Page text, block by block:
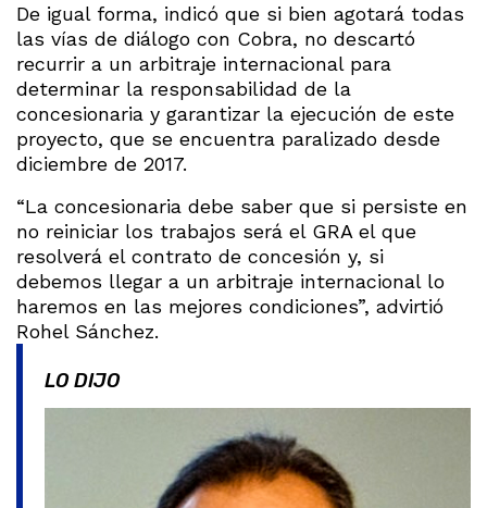
De igual forma, indicó que si bien agotará todas
las vías de diálogo con Cobra, no descartó
recurrir a un arbitraje internacional para
determinar la responsabilidad de la
concesionaria y garantizar la ejecución de este
proyecto, que se encuentra paralizado desde
diciembre de 2017.
“La concesionaria debe saber que si persiste en
no reiniciar los trabajos será el GRA el que
resolverá el contrato de concesión y, si
debemos llegar a un arbitraje internacional lo
haremos en las mejores condiciones”, advirtió
Rohel Sánchez.
LO DIJO